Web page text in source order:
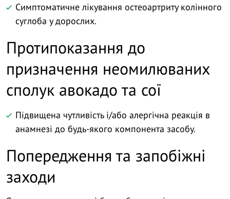
Симптоматичне лікування остеоартриту колінного
суглоба у дорослих.
Протипоказання до
призначення неомилюваних
сполук авокадо та сої
Підвищена чутливість і/або алергічна реакція в
анамнезі до будь-якого компонента засобу.
Попередження та запобіжні
заходи